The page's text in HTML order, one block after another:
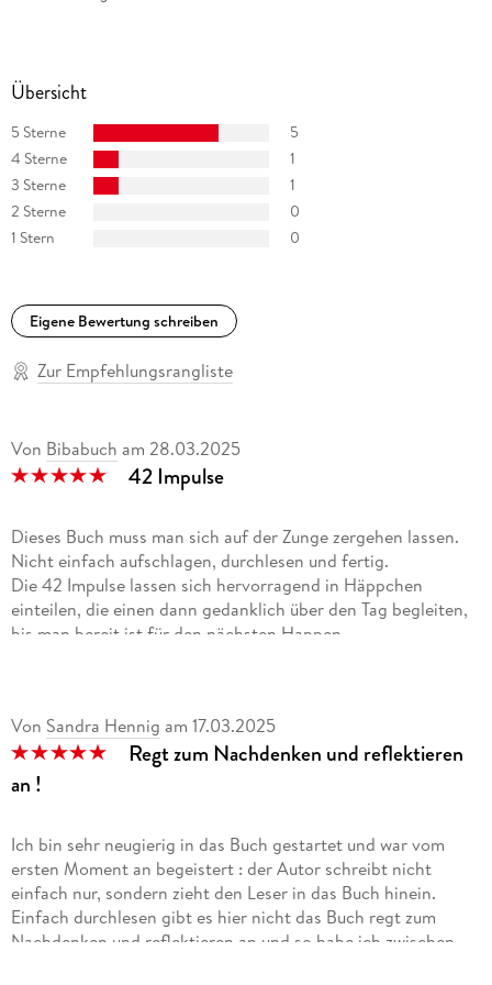
Übersicht
5 Sterne
5
4 Sterne
1
3 Sterne
1
2 Sterne
0
1 Stern
0
Eigene Bewertung schreiben
Zur Empfehlungsrangliste
Von Bibabuch am 28.03.2025
42 Impulse
Dieses Buch muss man sich auf der Zunge zergehen lassen.
Nicht einfach aufschlagen, durchlesen und fertig.
Die 42 Impulse lassen sich hervorragend in Häppchen
einteilen, die einen dann gedanklich über den Tag begleiten,
bis man bereit ist für den nächsten Happen.
Lebensabschnitt sich der Leser gerade befindet. Wer gerne
reflektiert, ist hier genau richtig.
Von Sandra Hennig am 17.03.2025
Regt zum Nachdenken und reflektieren
an !
Ich bin sehr neugierig in das Buch gestartet und war vom
ersten Moment an begeistert : der Autor schreibt nicht
einfach nur, sondern zieht den Leser in das Buch hinein.
Einfach durchlesen gibt es hier nicht das Buch regt zum
Nachdenken und reflektieren an und so habe ich zwischen